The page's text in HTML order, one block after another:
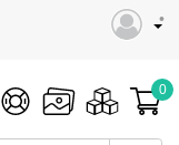
•
0